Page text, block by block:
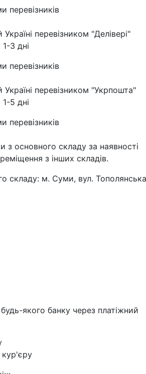
перевізників
перевізником "Делівері"
3 дні
перевізників
Україні перевізником "Укрпошта"
5 дні
перевізників
з основного складу за наявності
з інших складів.
складу: м. Суми, вул.
якого банку через платіжний
кур'єру